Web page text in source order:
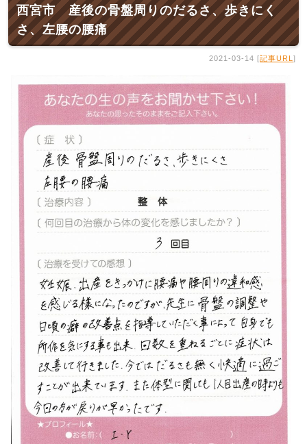
西宮市 産後の骨盤周りのだるさ、歩きにく
さ、左腰の腰痛
2021-03-14 [記事URL ]